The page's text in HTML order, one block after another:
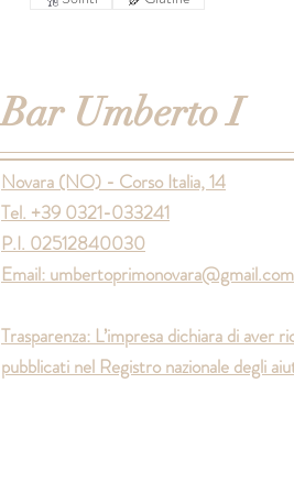
Bar Umberto I
Novara (NO) - Corso Italia, 14
Tel. +39 0321-033241
P.I. 02512840030
Email: umbertoprimonovara@gmail.com
Trasparenza: L’impresa dichiara di aver
pubblicati nel Registro nazionale degli